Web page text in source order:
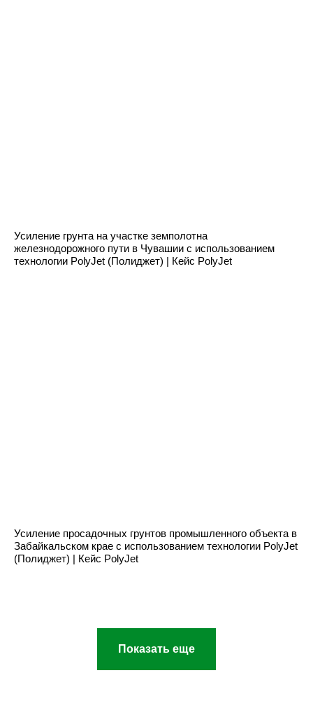
Усиление грунта на участке земполотна
железнодорожного пути в Чувашии с использованием
технологии PolyJet (Полиджет) | Кейс PolyJet
Усиление просадочных грунтов промышленного объекта в
Забайкальском крае с использованием технологии PolyJet
(Полиджет) | Кейс PolyJet
Показать еще